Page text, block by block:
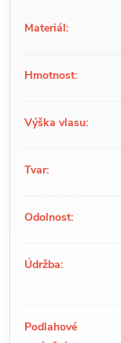
Materiál:
Hmotnost:
Výška vlasu:
Tvar:
Odolnost:
Údržba:
Podlahové